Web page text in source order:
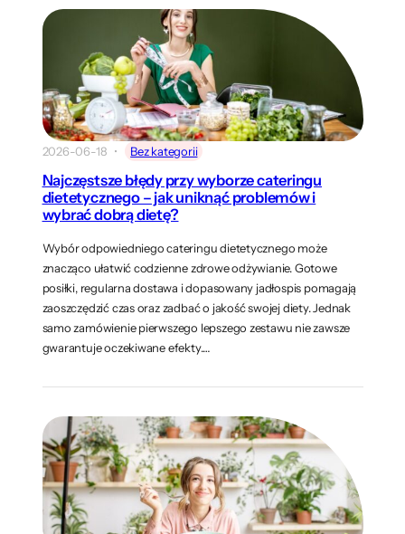
2026-06-18 Bez kategorii
Najczęstsze błędy przy wyborze cateringu
dietetycznego – jak uniknąć problemów i
wybrać dobrą dietę?
Wybór odpowiedniego cateringu dietetycznego może
znacząco ułatwić codzienne zdrowe odżywianie. Gotowe
posiłki, regularna dostawa i dopasowany jadłospis pomagają
zaoszczędzić czas oraz zadbać o jakość swojej diety. Jednak
samo zamówienie pierwszego lepszego zestawu nie zawsze
gwarantuje oczekiwane efekty.…